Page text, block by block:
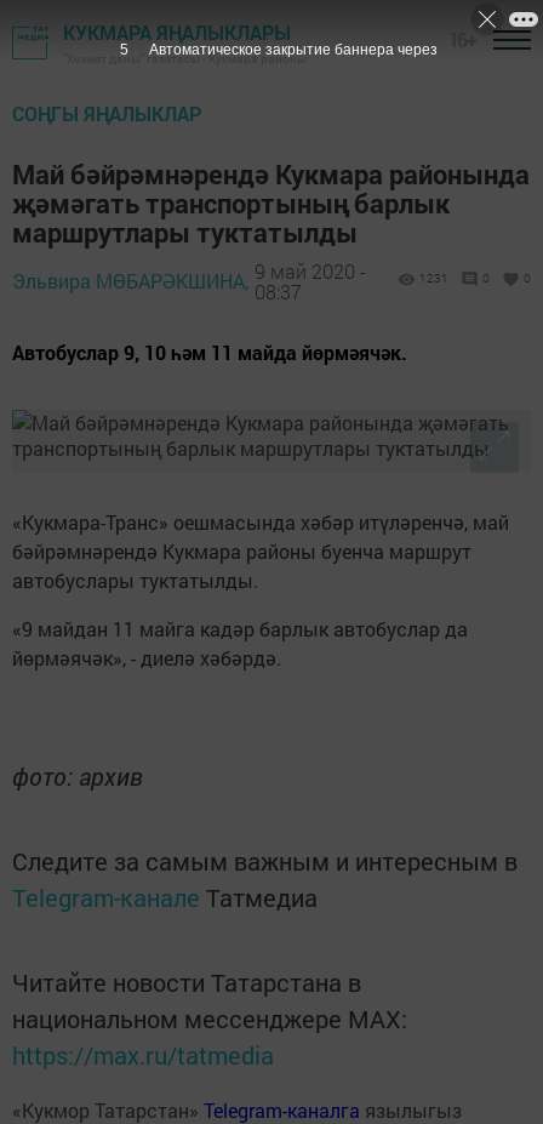
КУКМАРА ЯҢАЛЫКЛАРЫ
"Хезмәт даны" газетасы - Кукмара районы
СОҢГЫ ЯҢАЛЫКЛАР
Май бәйрәмнәрендә Кукмара районында
җәмәгать транспортының барлык
маршрутлары туктатылды
Эльвира МӨБАРӘКШИНА, 9 май 2020 -
08:37
1231 0 0
Автобуслар 9, 10 һәм 11 майда йөрмәячәк.
«Кукмара-Транс» оешмасында хәбәр итүләренчә, май
бәйрәмнәрендә Кукмара районы буенча маршрут
автобуслары туктатылды.
«9 майдан 11 майга кадәр барлык автобуслар да
йөрмәячәк», - диелә хәбәрдә.
фото: архив
Следите за самым важным и интересным в
Telegram-канале Татмедиа
Читайте новости Татарстана в
национальном мессенджере MАХ:
https://max.ru/tatmedia
«Кукмор Татарстан» Telegram-каналга язылыгыз
4 Автоматическое закрытие баннера через